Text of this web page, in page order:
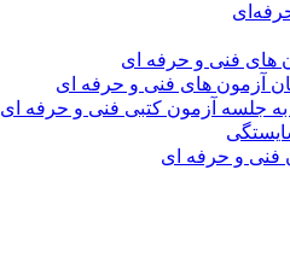
های فنی و حرفه ای
آزمون های فنی و حرفه ای
جلسه آزمون کتبی فنی و حرفه ای
فنی و حرفه ای